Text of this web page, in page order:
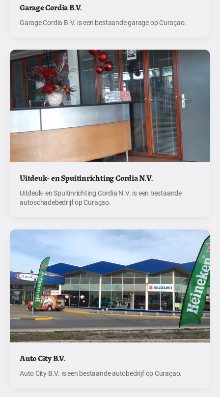
Garage Cordia B.V.
Garage Cordia B.V. is een bestaande garage op Curaçao.
Uitdeuk- en Spuitinrichting Cordia N.V.
Uitdeuk- en Spuitinrichting Cordia N.V. is een bestaande
autoschadebedrijf op Curaçao.
Auto City B.V.
Auto City B.V. is een bestaande autobedrijf op Curaçao.